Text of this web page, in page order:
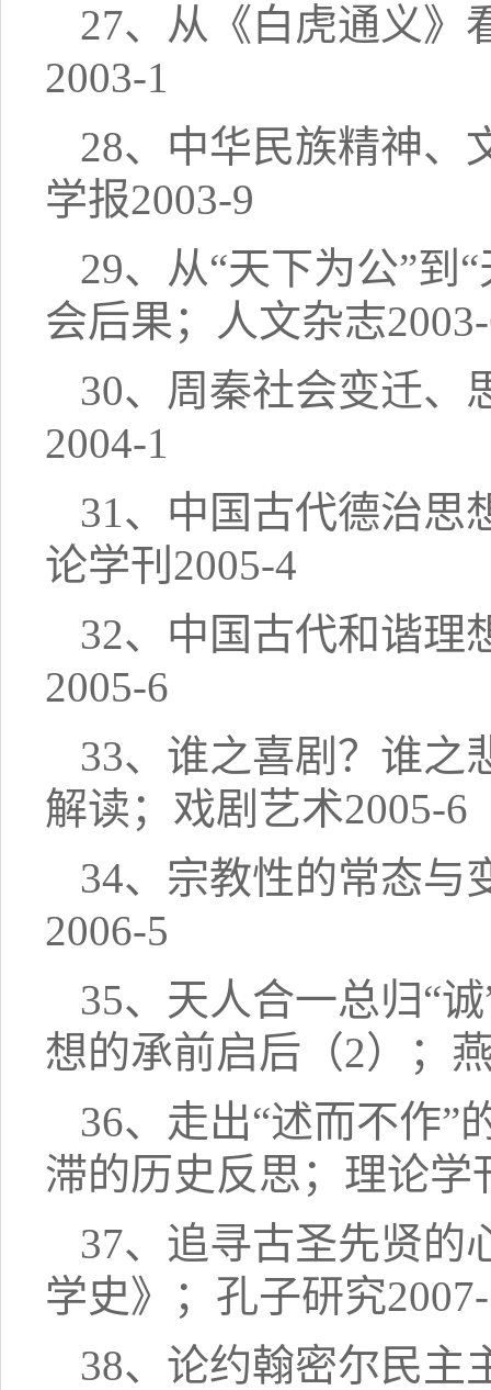
27、从《白虎通义》
2003-1
28、中华民族精神、
学报2003-9
29、从“天下为公”
会后果；人文杂志
30、周秦社会变迁、
2004-1
31、中国古代德治思
论学刊2005-4
32、中国古代和谐理
2005-6
33、谁之喜剧？谁
解读；戏剧艺术2005-6
34、宗教性的常态与
2006-5
35、天人合一总归“
想的承前启后（2）；
36、走出“述而不作
滞的历史反思；理论学
37、追寻古圣先贤
学史》；孔子研究
38、论约翰密尔民